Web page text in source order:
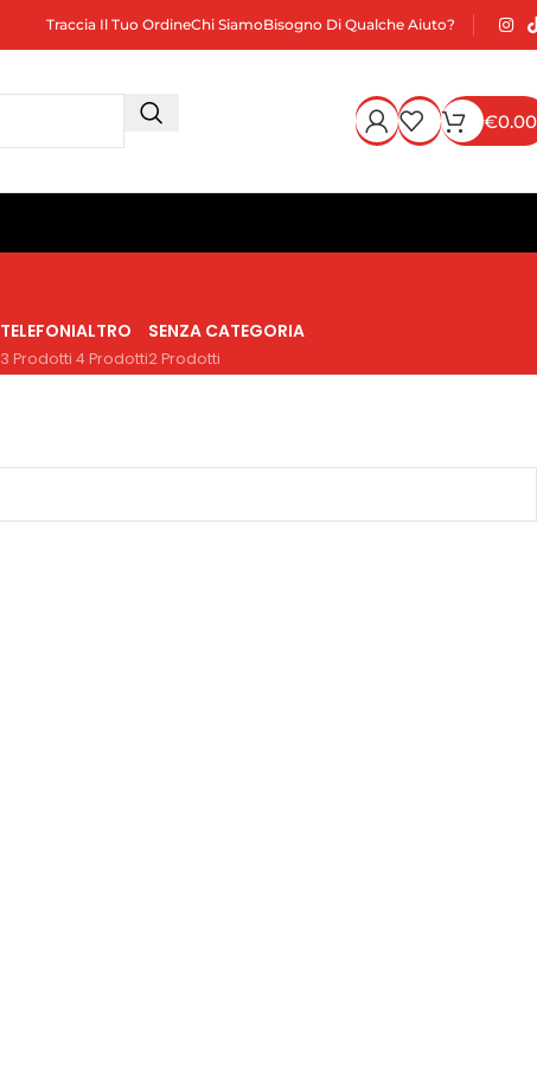
Traccia Il Tuo OrdineChi SiamoBisogno Di Qualche Aiuto?
€0.00
TELEFONI
3 Prodotti
ALTRO
4 Prodotti
SENZA CATEGORIA
2 Prodotti